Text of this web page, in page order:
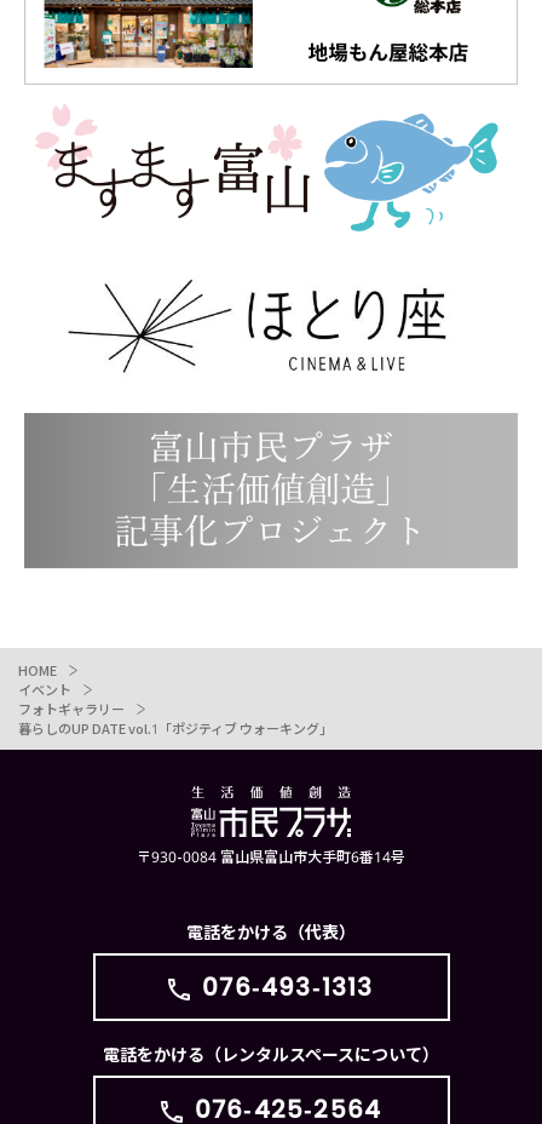
HOME
イベント
フォトギャラリー
暮らしのUP DATE vol.1「ポジティブ ウォーキング」
〒930-0084 富山県富山市大手町6番14号
電話をかける（代表）
076-493-1313
電話をかける（レンタルスペースについて）
076-425-2564